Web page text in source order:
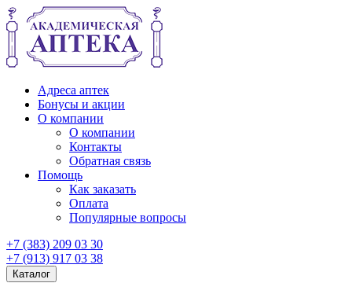
Адреса аптек
Бонусы и акции
О компании
О компании
Контакты
Обратная связь
Помощь
Как заказать
Оплата
Популярные вопросы
+7 (383) 209 03 30
+7 (913) 917 03 38
Каталог